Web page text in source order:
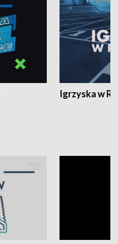
Igrzyska w